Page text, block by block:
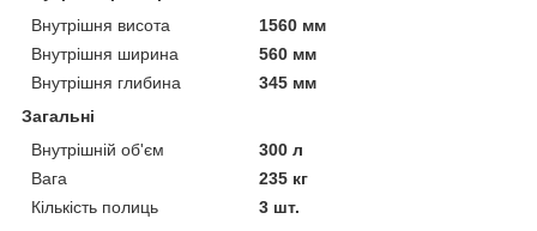
Внутрішня висота
1560 мм
Внутрішня ширина
560 мм
Внутрішня глибина
345 мм
Загальні
Внутрішній об'єм
300 л
Вага
235 кг
Кількість полиць
3 шт.